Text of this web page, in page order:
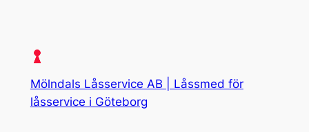
Mölndals Låsservice AB | Låssmed för
låsservice i Göteborg